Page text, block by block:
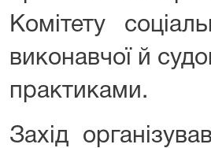
Комітету
виконавчої й
практиками.
Захід